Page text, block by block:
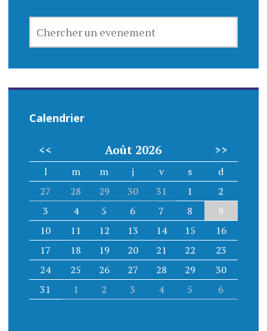
UN
Calendrier
<< Août 2026 >>
l m m j v s
d
27
28 29 30 31 1
2
3
4 5 6 7 8
9
10
11 12 13 14 15
16
17
18 19 20 21 22
23
24
25 26 27 28 29
30
31
1 2 3 4 5 6